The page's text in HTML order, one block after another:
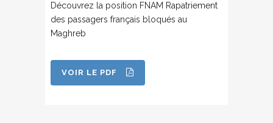
Découvrez la position FNAM Rapatriement
des passagers français bloqués au
Maghreb
VOIR LE PDF